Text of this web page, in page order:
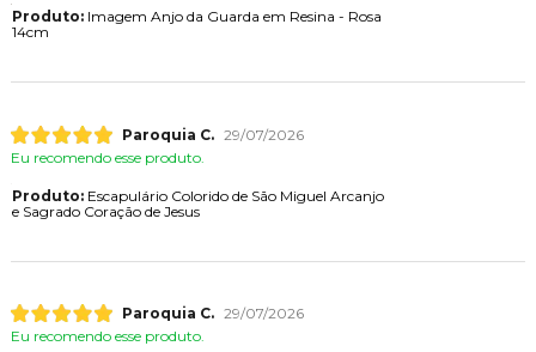
Produto:Imagem Anjo da Guarda em Resina - Rosa
14cm
Paroquia C. 29/07/2026
Eu recomendo esse produto.
Produto:Escapulário Colorido de São Miguel Arcanjo
e Sagrado Coração de Jesus
Paroquia C. 29/07/2026
Eu recomendo esse produto.